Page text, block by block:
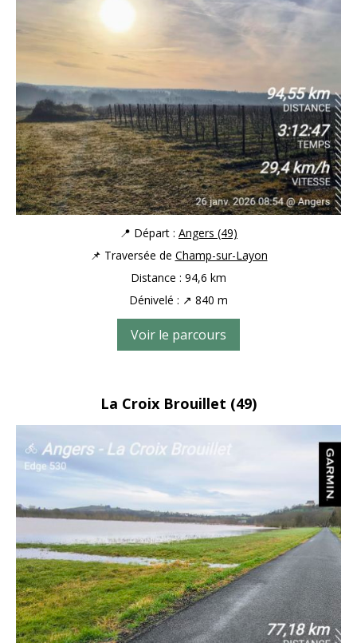
📍 Départ : Angers (49)
📌 Traversée de Champ-sur-Layon
Distance : 94,6 km
Dénivelé : ↗ 840 m
Voir le parcours
La Croix Brouillet (49)